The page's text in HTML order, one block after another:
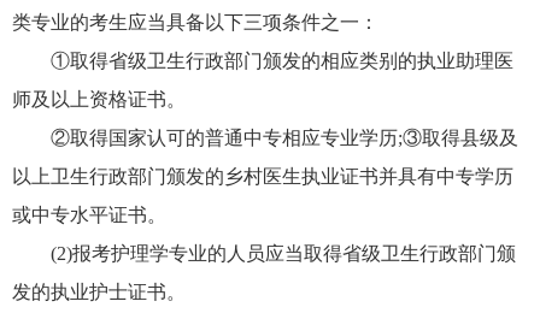
类专业的考生应当具备以下三项条件之一：
①取得省级卫生行政部门颁发的相应类别的执业助理医
师及以上资格证书。
②取得国家认可的普通中专相应专业学历;③取得县级及
以上卫生行政部门颁发的乡村医生执业证书并具有中专学历
或中专水平证书。
(2)报考护理学专业的人员应当取得省级卫生行政部门颁
发的执业护士证书。